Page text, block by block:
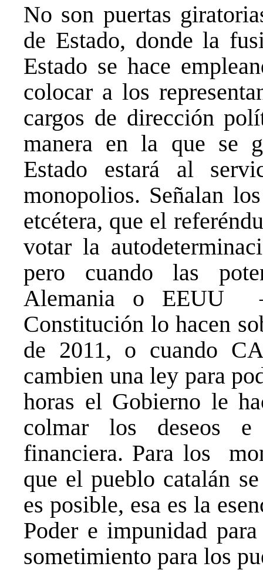
No son puertas
de Estado, donde la
Estado se hace
colocar a los
cargos de dirección
manera en la que se
Estado estará al
monopolios. Señalan
etcétera, que el
votar la
pero cuando las
Alemania o EEUU
Constitución lo hacen
de 2011, o cuando
cambien una ley para
horas el Gobierno le
colmar los deseos
financiera. Para los
que el pueblo catalán
es posible, esa es la
Poder e impunidad
sometimiento para los